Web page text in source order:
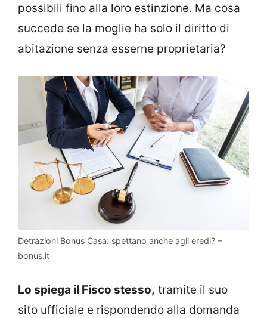
possibili fino alla loro estinzione. Ma cosa
succede se la moglie ha solo il diritto di
abitazione senza esserne proprietaria?
Detrazioni Bonus Casa: spettano anche agli eredi? –
bonus.it
Lo spiega il Fisco stesso, tramite il suo
sito ufficiale e rispondendo alla domanda